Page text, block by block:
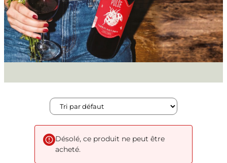
Désolé, ce produit ne peut être
acheté.